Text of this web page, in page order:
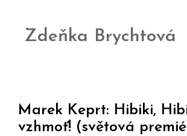
Zdeňka Brychtová
Marek Keprt: Hibiki,
vzhmoť! (světová